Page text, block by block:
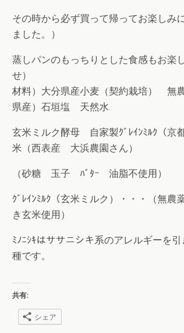
その時から必ず買って帰ってお楽しみ
ました。）
蒸しパンのもっちりとした食感もお楽
せ）
材料）大分県産小麦（契約栽培） 無
県産）石垣塩 天然水
玄米ミルク酵母 自家製ｸﾞﾚｲﾝﾐﾙｸ（京
米（西表産 大浜農園さん）
（砂糖 玉子 ﾊﾞﾀｰ 油脂不使用）
ｸﾞﾚｲﾝﾐﾙｸ（玄米ミルク）・・・（無農
き玄米使用）
ﾐﾉﾆｼｷはササニシキ系のアレルギーを
種です。
共有:
シェア